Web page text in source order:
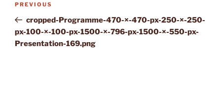
Previous
Post
PREVIOUS
cropped-Programme-470-×-470-px-250-×-250-
px-100-×-100-px-1500-×-796-px-1500-×-550-px-
Presentation-169.png